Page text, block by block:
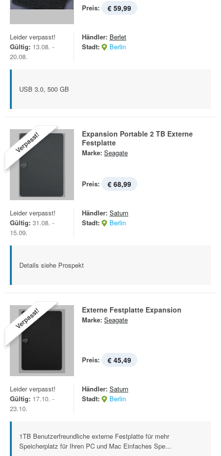
Preis: € 59,99
Leider verpasst!
Gültig: 13.08. -
20.08.
Händler: Berlet
Stadt:
Berlin
USB 3.0, 500 GB
Verpasst!
Expansion Portable 2 TB Externe
Festplatte
Marke: Seagate
Preis: € 68,99
Leider verpasst!
Gültig: 31.08. -
15.09.
Händler: Saturn
Stadt:
Berlin
Details siehe Prospekt
Verpasst! Externe Festplatte Expansion
Marke: Seagate
Preis: € 45,49
Leider verpasst!
Gültig: 17.10. -
23.10.
Händler: Saturn
Stadt:
Berlin
1TB Benutzerfreundliche externe Festplatte für mehr
Speicherplatz für Ihren PC und Mac Einfaches Spe...